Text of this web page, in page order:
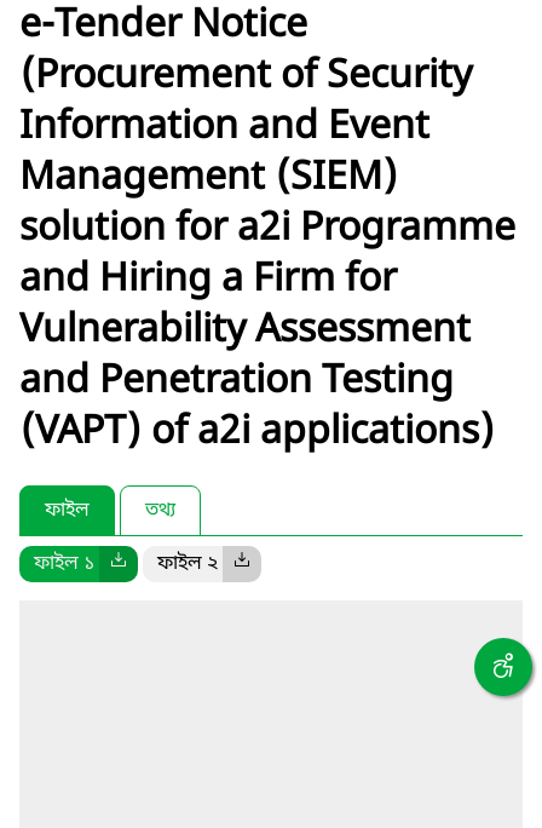
e-Tender Notice
(Procurement of Security
Information and Event
Management (SIEM)
solution for a2i Programme
and Hiring a Firm for
Vulnerability Assessment
and Penetration Testing
(VAPT) of a2i applications)
ফাইল
তথ্য
ফাইল ১
ফাইল ২